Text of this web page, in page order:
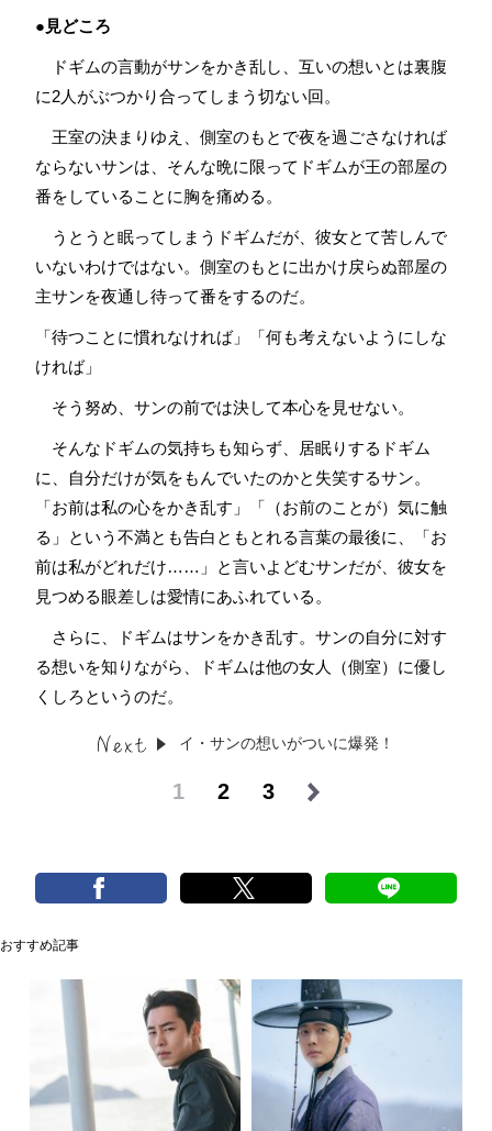
●見どころ
ドギムの言動がサンをかき乱し、互いの想いとは裏腹
に2人がぶつかり合ってしまう切ない回。
王室の決まりゆえ、側室のもとで夜を過ごさなければ
ならないサンは、そんな晩に限ってドギムが王の部屋の
番をしていることに胸を痛める。
うとうと眠ってしまうドギムだが、彼女とて苦しんで
いないわけではない。側室のもとに出かけ戻らぬ部屋の
主サンを夜通し待って番をするのだ。
「待つことに慣れなければ」「何も考えないようにしな
ければ」
そう努め、サンの前では決して本心を見せない。
そんなドギムの気持ちも知らず、居眠りするドギム
に、自分だけが気をもんでいたのかと失笑するサン。
「お前は私の心をかき乱す」「（お前のことが）気に触
る」という不満とも告白ともとれる言葉の最後に、「お
前は私がどれだけ……」と言いよどむサンだが、彼女を
見つめる眼差しは愛情にあふれている。
さらに、ドギムはサンをかき乱す。サンの自分に対す
る想いを知りながら、ドギムは他の女人（側室）に優し
くしろというのだ。
イ・サンの想いがついに爆発！
1 2 3
おすすめ記事